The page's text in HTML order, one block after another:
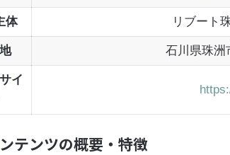
体 リブート
石川県珠洲
イ
テンツの概要・特徴